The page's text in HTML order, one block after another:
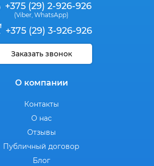
+375 (29) 2-926-926
(Viber WhatsApp)
+375 (29) 3-926-926
Заказать звонок
О компании
Контакты
О нас
Отзывы
Публичный договор
Блог